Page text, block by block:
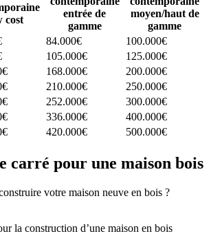
cost
entrée de
gamme
moyen/haut de
gamme
84.000€
100.000€
105.000€
125.000€
168.000€
200.000€
210.000€
250.000€
252.000€
300.000€
336.000€
400.000€
420.000€ 500.000€
carré pour une maison bois
votre maison neuve en bois ?
la construction d’une maison en bois